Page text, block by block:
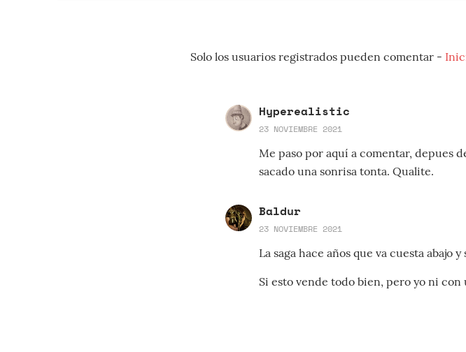
Solo los usuarios registrados pueden comentar -
Hyperealistic
23 NOVIEMBRE 2021
Me paso por aquí a comentar, depues
sacado una sonrisa tonta. Qualite.
Baldur
23 NOVIEMBRE 2021
La saga hace años que va cuesta abajo
Si esto vende todo bien, pero yo ni con